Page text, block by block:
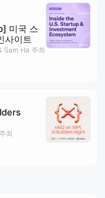
미국 스
사이트
Sam Ha 주최
최